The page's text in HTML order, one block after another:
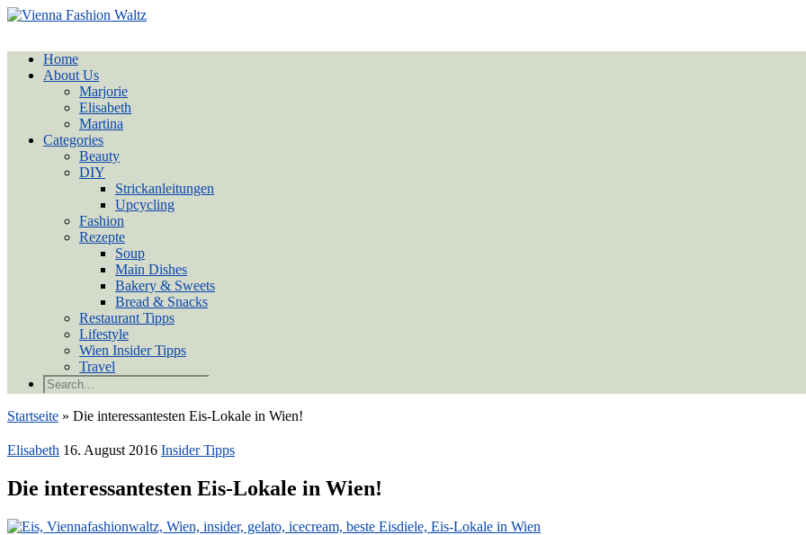
Home
About Us
Marjorie
Elisabeth
Martina
Categories
Beauty
DIY
Strickanleitungen
Upcycling
Fashion
Rezepte
Soup
Main Dishes
Bakery & Sweets
Bread & Snacks
Restaurant Tipps
Lifestyle
Wien Insider Tipps
Travel
Startseite » Die interessantesten Eis-Lokale in Wien!
Elisabeth 16. August 2016 Insider Tipps
Die interessantesten Eis-Lokale in Wien!